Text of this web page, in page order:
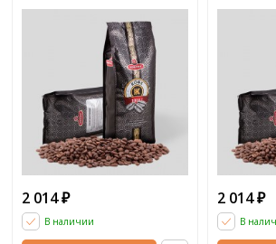
2 014 ₽
В наличии
2 014 ₽
В